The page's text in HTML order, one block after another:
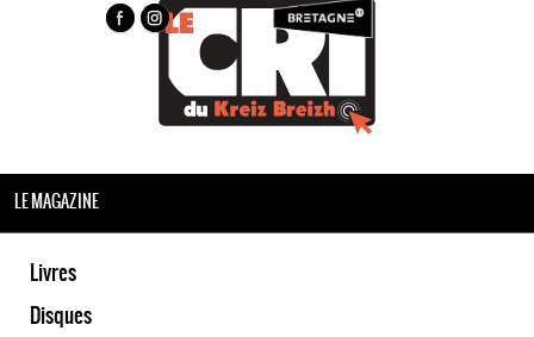
LE MAGAZINE
Livres
Disques